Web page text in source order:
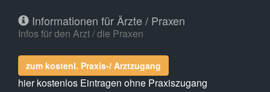
Informationen für Ärzte / Praxen
Infos für den Arzt / die Praxen
zum kostenl. Praxis-/ Arztzugang
hier kostenlos Eintragen ohne Praxiszugang